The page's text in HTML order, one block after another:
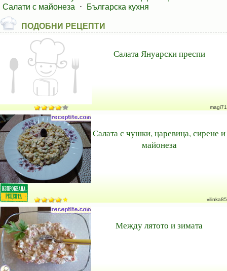
Салати с майонеза
⋅ Българска кухня
ПОДОБНИ РЕЦЕПТИ
Салата Януарски преспи
magi71
Салата с чушки, царевица, сирене и
майонеза
vilinka85
Между лятото и зимата